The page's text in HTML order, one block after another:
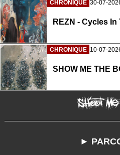
CHRONIQUE 30-07-
REZN - Cycles
CHRONIQUE 10-07-
SHOW ME THE
►